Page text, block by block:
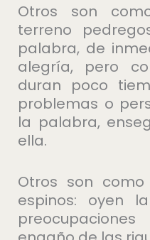
Otros son
terreno
palabra, de
alegría, pero
duran poco
problemas o
la palabra,
ella.
Otros son
espinos: oyen